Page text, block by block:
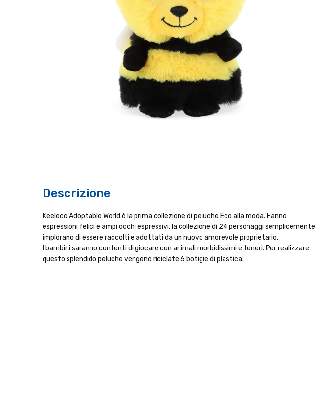
Descrizione
Keeleco Adoptable World è la prima collezione di peluche Eco alla moda. Hanno
espressioni felici e ampi occhi espressivi, la collezione di 24 personaggi semplicemente
implorano di essere raccolti e adottati da un nuovo amorevole proprietario.
I bambini saranno contenti di giocare con animali morbidissimi e teneri. Per realizzare
questo splendido peluche vengono riciclate 6 botigie di plastica.